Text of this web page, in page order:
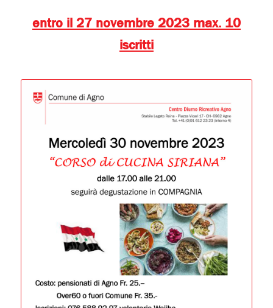
entro il 27 novembre 2023 max. 10
iscritti